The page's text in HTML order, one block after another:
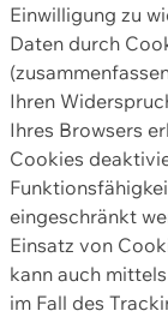
Einwilligung zu
Daten durch
Ihren
Ihres Browsers
Cookies
eingeschränkt
Einsatz von
kann auch
im Fall des